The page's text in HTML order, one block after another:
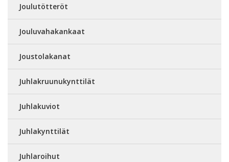
Joulutötteröt
Jouluvahakankaat
Joustolakanat
Juhlakruunukynttilät
Juhlakuviot
Juhlakynttilät
Juhlaroihut